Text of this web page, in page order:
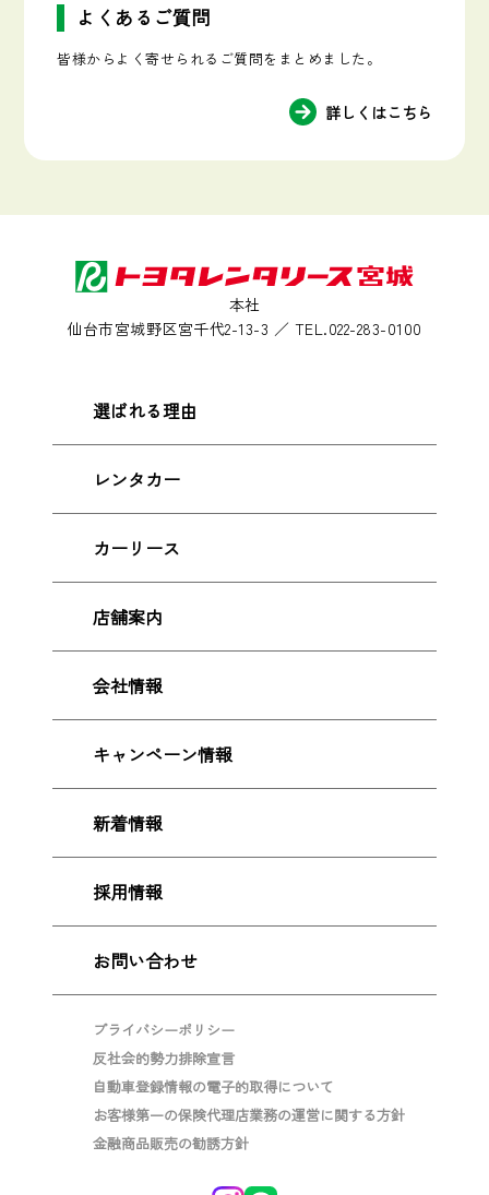
よくあるご質問
皆様からよく寄せられるご質問をまとめました。
詳しくはこちら
本社
仙台市宮城野区宮千代2-13-3 ／ TEL.022-283-0100
選ばれる理由
レンタカー
カーリース
店舗案内
会社情報
キャンペーン情報
新着情報
採用情報
お問い合わせ
プライバシーポリシー
反社会的勢力排除宣言
自動車登録情報の電子的取得について
お客様第一の保険代理店業務の運営に関する方針
金融商品販売の勧誘方針